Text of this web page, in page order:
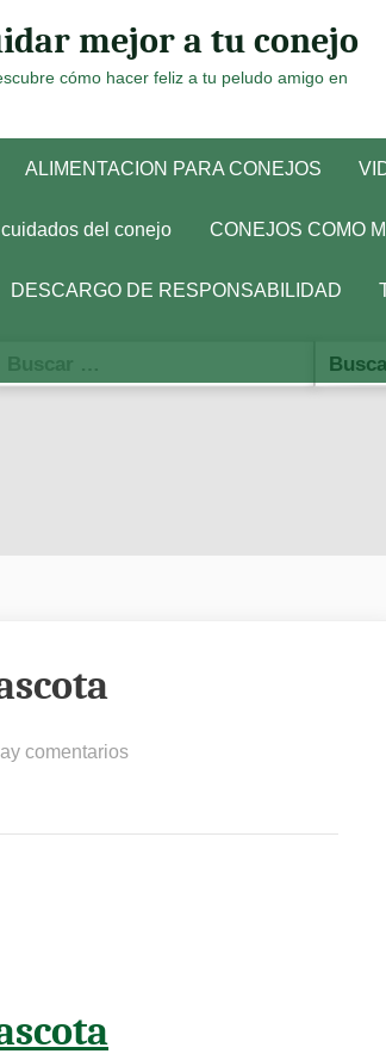
mejor a tu conejo
cómo hacer feliz a tu peludo amigo en
ALIMENTACION PARA CONEJOS
del conejo CONEJOS COMO
DESCARGO DE RESPONSABILIDAD
comentarios